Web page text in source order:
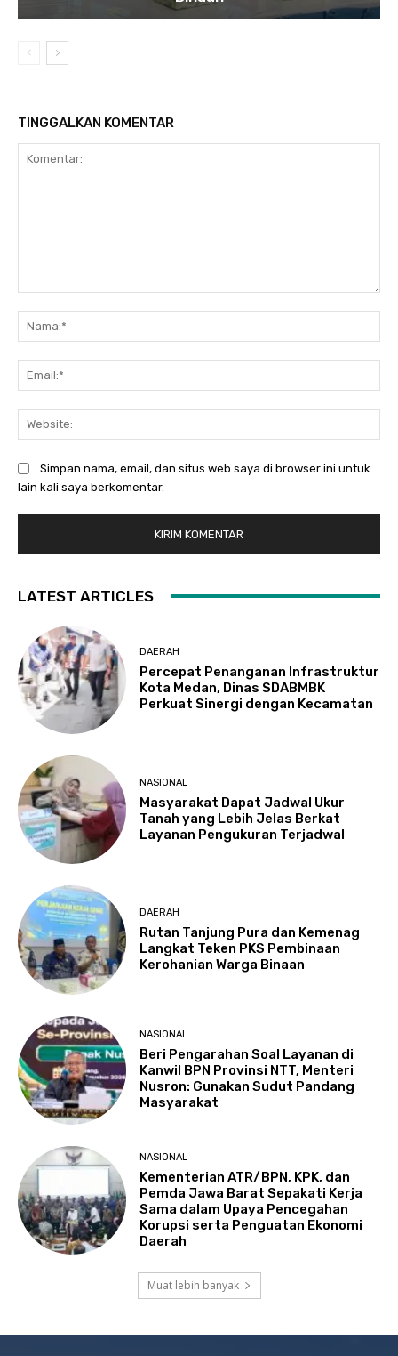
TINGGALKAN KOMENTAR
Simpan nama, email, dan situs web saya di browser ini untuk
lain kali saya berkomentar.
LATEST ARTICLES
DAERAH
Percepat Penanganan Infrastruktur
Kota Medan, Dinas SDABMBK
Perkuat Sinergi dengan Kecamatan
NASIONAL
Masyarakat Dapat Jadwal Ukur
Tanah yang Lebih Jelas Berkat
Layanan Pengukuran Terjadwal
DAERAH
Rutan Tanjung Pura dan Kemenag
Langkat Teken PKS Pembinaan
Kerohanian Warga Binaan
NASIONAL
Beri Pengarahan Soal Layanan di
Kanwil BPN Provinsi NTT, Menteri
Nusron: Gunakan Sudut Pandang
Masyarakat
NASIONAL
Kementerian ATR/BPN, KPK, dan
Pemda Jawa Barat Sepakati Kerja
Sama dalam Upaya Pencegahan
Korupsi serta Penguatan Ekonomi
Daerah
Muat lebih banyak